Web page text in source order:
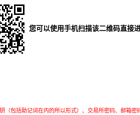
您可以使用手机扫描该二维码直接
（包括助记词在内的所以形式）、交易所密码、邮箱